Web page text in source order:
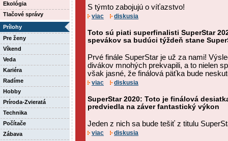
Ekológia
Tlačové správy
Prílohy
Pre ženy
Víkend
Veda
Kariéra
Radíme
Hobby
Príroda-Zvieratá
Technika
Počítače
Zábava
S týmto zabojujú o víťazstvo!
viac diskusia
Toto sú piati superfinalisti SuperStar
spevákov sa budúci týždeň stane
Prvé finále SuperStar je už za nami!
divákov mnohých prekvapili, a to nielen
však jasné, že finálová päťka bude
viac diskusia
SuperStar 2020: Toto je finálová
predviedla na záver fantastický výkon
Jeden z nich sa bude tešiť z titulu
viac diskusia